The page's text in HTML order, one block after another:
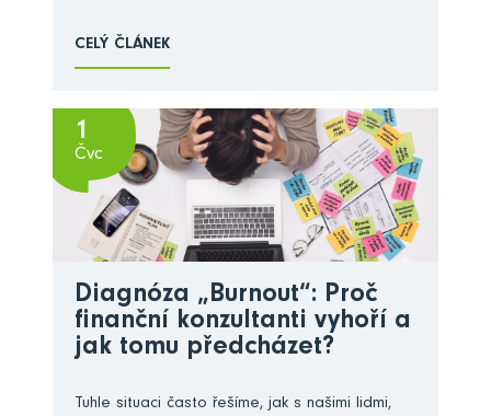
CELÝ ČLÁNEK
1
Čvc
Diagnóza „Burnout“: Proč
finanční konzultanti vyhoří a
jak tomu předcházet?
Tuhle situaci často řešíme, jak s našimi lidmi,